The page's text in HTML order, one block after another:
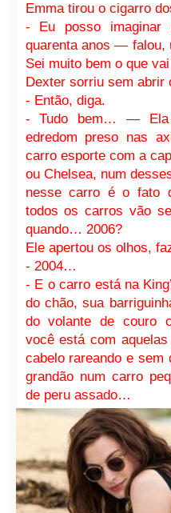
Emma tirou o cigarro
- Eu posso
quarenta anos — falou,
Sei muito bem o que
Dexter sorriu sem abrir
- Então, diga.
- Tudo bem… — Ela
edredom preso nas
carro esporte com a
ou Chelsea, num
nesse carro é o fato
todos os carros vão
quando… 2006?
Ele apertou os olhos,
- 2004…
- E o carro está na
do chão, sua
do volante de couro
você está com
cabelo rareando e sem
grandão num carro
de peru assado…